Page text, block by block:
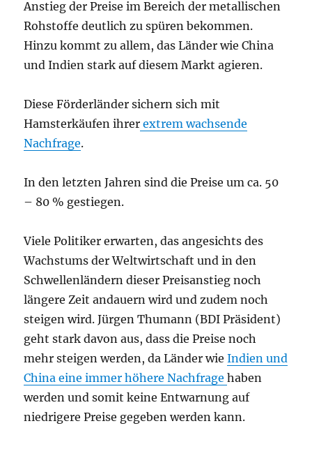
Anstieg der Preise im Bereich der metallischen
Rohstoffe deutlich zu spüren bekommen.
Hinzu kommt zu allem, das Länder wie China
und Indien stark auf diesem Markt agieren.
Diese Förderländer sichern sich mit
Hamsterkäufen ihrer extrem wachsende
Nachfrage.
In den letzten Jahren sind die Preise um ca. 50
– 80 % gestiegen.
Viele Politiker erwarten, das angesichts des
Wachstums der Weltwirtschaft und in den
Schwellenländern dieser Preisanstieg noch
längere Zeit andauern wird und zudem noch
steigen wird. Jürgen Thumann (BDI Präsident)
geht stark davon aus, dass die Preise noch
mehr steigen werden, da Länder wieIndien und
China eine immer höhere Nachfragehaben
werden und somit keine Entwarnung auf
niedrigere Preise gegeben werden kann.